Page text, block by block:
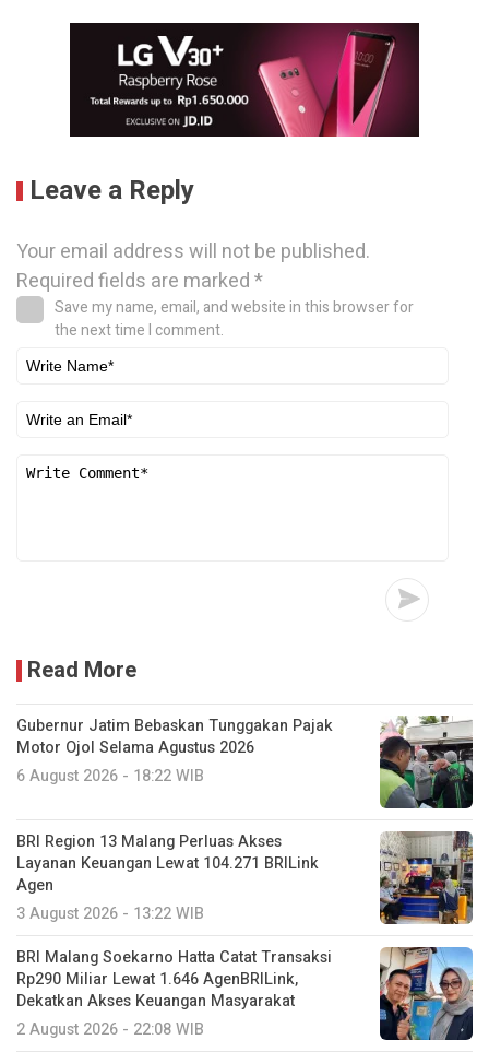
Leave a Reply
Your email address will not be published.
Required fields are marked*
Save my name, email, and website in this browser for
the next time I comment.
Read More
Gubernur Jatim Bebaskan Tunggakan Pajak
Motor Ojol Selama Agustus 2026
6 August 2026 - 18:22 WIB
BRI Region 13 Malang Perluas Akses
Layanan Keuangan Lewat 104.271 BRILink
Agen
3 August 2026 - 13:22 WIB
BRI Malang Soekarno Hatta Catat Transaksi
Rp290 Miliar Lewat 1.646 AgenBRILink,
Dekatkan Akses Keuangan Masyarakat
2 August 2026 - 22:08 WIB